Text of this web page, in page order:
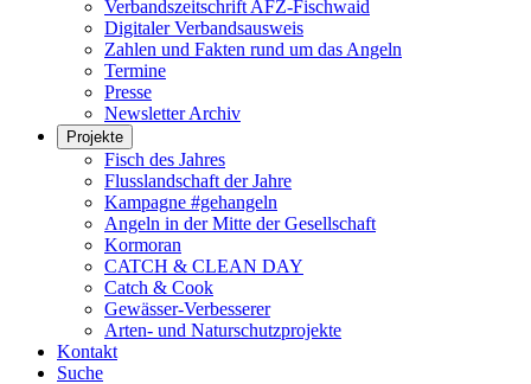
Verbandszeitschrift AFZ-Fischwaid
Digitaler Verbandsausweis
Zahlen und Fakten rund um das Angeln
Termine
Presse
Newsletter Archiv
Projekte
Fisch des Jahres
Flusslandschaft der Jahre
Kampagne #gehangeln
Angeln in der Mitte der Gesellschaft
Kormoran
CATCH & CLEAN DAY
Catch & Cook
Gewässer-Verbesserer
Arten- und Naturschutzprojekte
Kontakt
Suche